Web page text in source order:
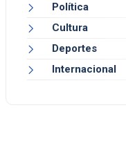
Política
Cultura
Deportes
Internacional